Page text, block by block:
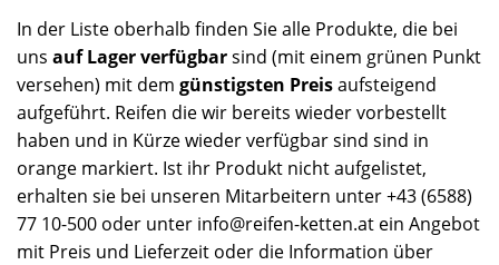
In der Liste oberhalb finden Sie alle Produkte, die bei
uns auf Lager verfügbarsind (mit einem grünen Punkt
versehen) mit dem günstigsten Preisaufsteigend
aufgeführt. Reifen die wir bereits wieder vorbestellt
haben und in Kürze wieder verfügbar sind sind in
orange markiert. Ist ihr Produkt nicht aufgelistet,
erhalten sie bei unseren Mitarbeitern unter +43 (6588)
77 10-500 oder unter info@reifen-ketten.at ein Angebot
mit Preis und Lieferzeit oder die Information über